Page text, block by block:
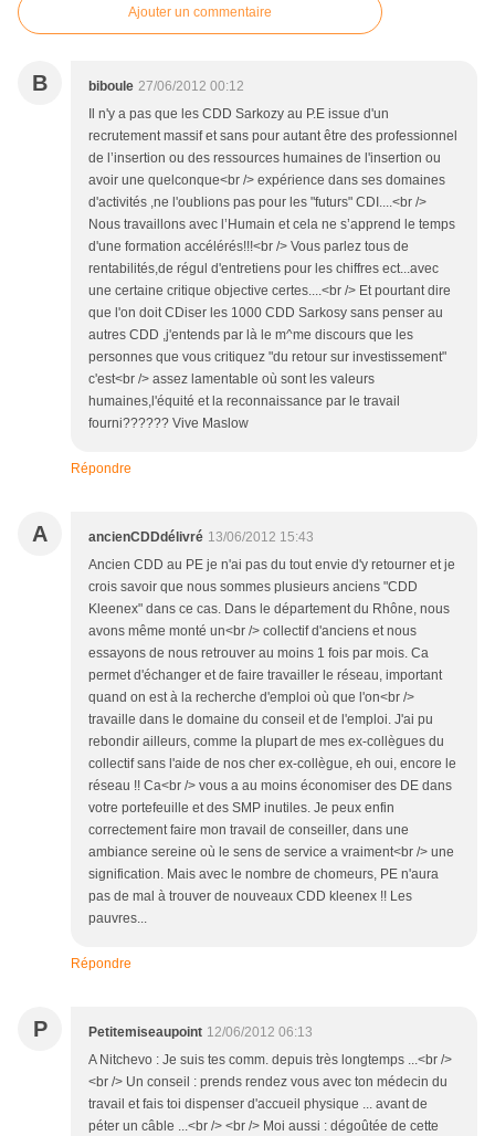
Ajouter un commentaire
B biboule 27/06/2012 00:12
Il n'y a pas que les CDD Sarkozy au P.E issue d'un
recrutement massif et sans pour autant être des professionnel
de l’insertion ou des ressources humaines de l'insertion ou
avoir une quelconque<br /> expérience dans ses domaines
d'activités ,ne l'oublions pas pour les "futurs" CDI....<br />
Nous travaillons avec l’Humain et cela ne s’apprend le temps
d'une formation accélérés!!!<br /> Vous parlez tous de
rentabilités,de régul d'entretiens pour les chiffres ect...avec
une certaine critique objective certes....<br /> Et pourtant dire
que l'on doit CDiser les 1000 CDD Sarkosy sans penser au
autres CDD ,j'entends par là le m^me discours que les
personnes que vous critiquez "du retour sur investissement"
c'est<br /> assez lamentable où sont les valeurs
humaines,l'équité et la reconnaissance par le travail
fourni?????? Vive Maslow
Répondre
A ancienCDDdélivré 13/06/2012 15:43
Ancien CDD au PE je n'ai pas du tout envie d'y retourner et je
crois savoir que nous sommes plusieurs anciens "CDD
Kleenex" dans ce cas. Dans le département du Rhône, nous
avons même monté un<br /> collectif d'anciens et nous
essayons de nous retrouver au moins 1 fois par mois. Ca
permet d'échanger et de faire travailler le réseau, important
quand on est à la recherche d'emploi où que l'on<br />
travaille dans le domaine du conseil et de l'emploi. J'ai pu
rebondir ailleurs, comme la plupart de mes ex-collègues du
collectif sans l'aide de nos cher ex-collègue, eh oui, encore le
réseau !! Ca<br /> vous a au moins économiser des DE dans
votre portefeuille et des SMP inutiles. Je peux enfin
correctement faire mon travail de conseiller, dans une
ambiance sereine où le sens de service a vraiment<br /> une
signification. Mais avec le nombre de chomeurs, PE n'aura
pas de mal à trouver de nouveaux CDD kleenex !! Les
pauvres...
Répondre
P Petitemiseaupoint 12/06/2012 06:13
A Nitchevo : Je suis tes comm. depuis très longtemps ...<br />
<br /> Un conseil : prends rendez vous avec ton médecin du
travail et fais toi dispenser d'accueil physique ... avant de
péter un câble ...<br /> <br /> Moi aussi : dégoûtée de cette